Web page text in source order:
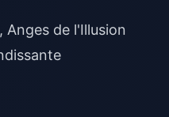
Anges de l'Illusion